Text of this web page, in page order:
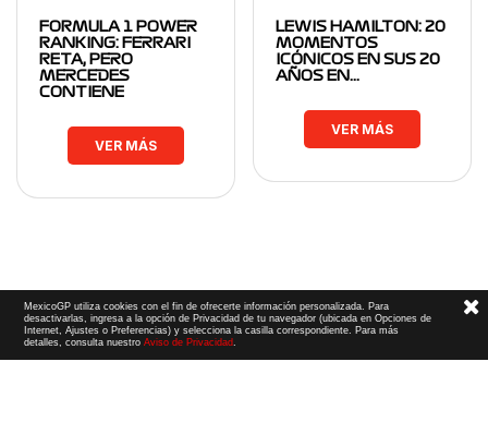
FORMULA 1 POWER
RANKING: FERRARI
RETA, PERO
MERCEDES
CONTIENE
VER MÁS
LEWIS HAMILTON: 20
MOMENTOS
ICÓNICOS EN SUS 20
AÑOS EN…
VER MÁS
MexicoGP utiliza cookies con el fin de ofrecerte información personalizada. Para
desactivarlas, ingresa a la opción de Privacidad de tu navegador (ubicada en Opciones de
Internet, Ajustes o Preferencias) y selecciona la casilla correspondiente. Para más
detalles, consulta nuestroAviso de Privacidad.